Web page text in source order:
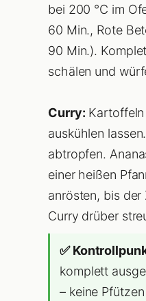
bei 200 °C im
60 Min., Rote
90 Min.).
schälen und
Curry:
auskühlen
abtropfen.
einer heißen
anrösten, bis der
Curry drüber
✅
komplett
– keine